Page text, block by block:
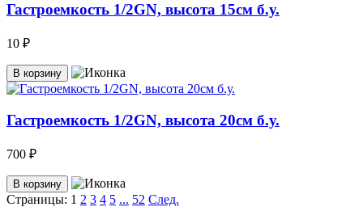
Гастроемкость 1/2GN, высота 15см б.у.
10 ₽
В корзину
Гастроемкость 1/2GN, высота 20см б.у.
700 ₽
В корзину
Страницы: 1 2 3 4 5 ... 52 След.